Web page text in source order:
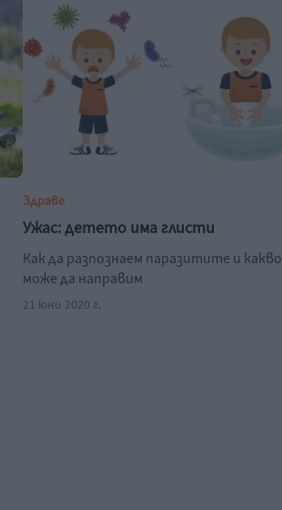
Здраве
Ужас: детето има глисти
Как да разпознаем паразитите и какво
може да направим
21 юни 2020 г.